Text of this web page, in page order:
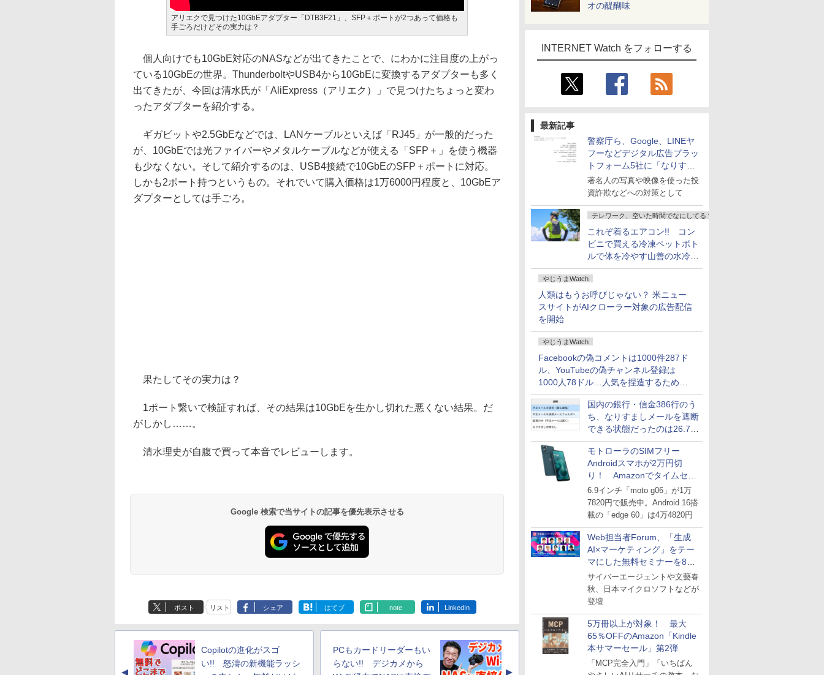
オの醍醐味
INTERNET Watch をフォローする
最新記事
警察庁ら、Google、LINEヤ
フーなどデジタル広告プラッ
トフォーム5社に「なりすま
し詐欺広告」対策強化を要請
著名人の写真や映像を使った投
資詐欺などへの対策として
テレワーク、空いた時間でなにしてる？
これぞ着るエアコン!! コン
ビニで買える冷凍ペットボト
ルで体を冷やす山善の水冷ベ
ストがロードバイクにちょう
どいい【ぼっち・ざ・ろー
ど！その14】
やじうまWatch
人類はもうお呼びじゃない？ 米ニュー
スサイトがAIクローラー対象の広告配信
を開始
やじうまWatch
Facebookの偽コメントは1000件287ド
ル、YouTubeの偽チャンネル登録は
1000人78ドル…人気を捏造するための
価格リストが公開中
国内の銀行・信金386行のう
ち、なりすましメールを遮断
できる状態だったのは26.7％
にとどまる～GMOブランド
セキュリティ調査
モトローラのSIMフリー
Androidスマホが2万円切
り！ Amazonでタイムセー
ル
6.9インチ「moto g06」が1万
7820円で販売中。Android 16搭
載の「edge 60」は4万4820円
Web担当者Forum、「生成
AI×マーケティング」をテー
マにした無料セミナーを8月
27日にオンライン開催
サイバーエージェントや文藝春
秋、日本マイクロソフトなどが
登壇
5万冊以上が対象！ 最大
65％OFFのAmazon「Kindle
本サマーセール」第2弾
「MCP完全入門」「いちばん
アリエクで見つけた10GbEアダプター「DTB3F21」、SFP＋ポートが2つあって価格も
手ごろだけどその実力は？
個人向けでも10GbE対応のNASなどが出てきたことで、にわかに注目度の上がっ
ている10GbEの世界。ThunderboltやUSB4から10GbEに変換するアダプターも多く
出てきたが、今回は清水氏が「AliExpress（アリエク）」で見つけたちょっと変わ
ったアダプターを紹介する。
ギガビットや2.5GbEなどでは、LANケーブルといえば「RJ45」が一般的だった
が、10GbEでは光ファイバーやメタルケーブルなどが使える「SFP＋」を使う機器
も少なくない。そして紹介するのは、USB4接続で10GbEのSFP＋ポートに対応。
しかも2ポート持つというもの。それでいて購入価格は1万6000円程度と、10GbEア
ダプターとしては手ごろ。
果たしてその実力は？
1ポート繋いで検証すれば、その結果は10GbEを生かし切れた悪くない結果。だ
がしかし……。
清水理史が自腹で買って本音でレビューします。
Google 検索で当サイトの記事を優先表示させる
ポスト リスト シェア はてブ note LinkedIn
▲
Copilotの進化がスゴ
い!! 怒濤の新機能ラッシ
PCもカードリーダーもい
らない!! デジカメから
▲